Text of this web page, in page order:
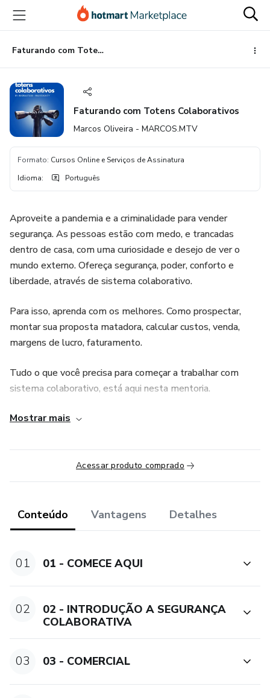
para
conteúdo
principal
para
pagamento
para
rodapé
Faturando com Totens Colaborativos
Faturando com Totens Colaborativos
Marcos Oliveira - MARCOS.MTV
Formato: Cursos Online e Serviços de Assinatura
Idioma: Português
Aproveite a pandemia e a criminalidade para vender
segurança. As pessoas estão com medo, e trancadas
dentro de casa, com uma curiosidade e desejo de ver o
mundo externo. Ofereça segurança, poder, conforto e
liberdade, através de sistema colaborativo.
Para isso, aprenda com os melhores. Como prospectar,
montar sua proposta matadora, calcular custos, venda,
margens de lucro, faturamento.
Tudo o que você precisa para começar a trabalhar com
sistema colaborativo, está aqui nesta mentoria.
Aprenderá o suficiente para começar a faturar seus
mês.
Mostrar mais
Acessar produto comprado
Conteúdo Vantagens Detalhes
01 01 - COMECE AQUI
02
02 - INTRODUÇÃO A SEGURANÇA
COLABORATIVA
03 03 - COMERCIAL